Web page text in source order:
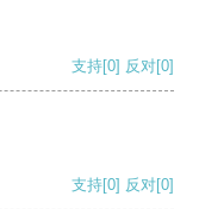
支持[0] 反对[0]
支持[0] 反对[0]